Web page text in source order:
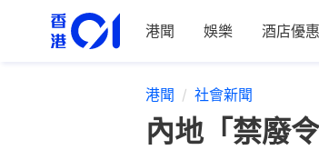
港聞 娛樂 酒店優
港聞 社會新聞
內地「禁廢